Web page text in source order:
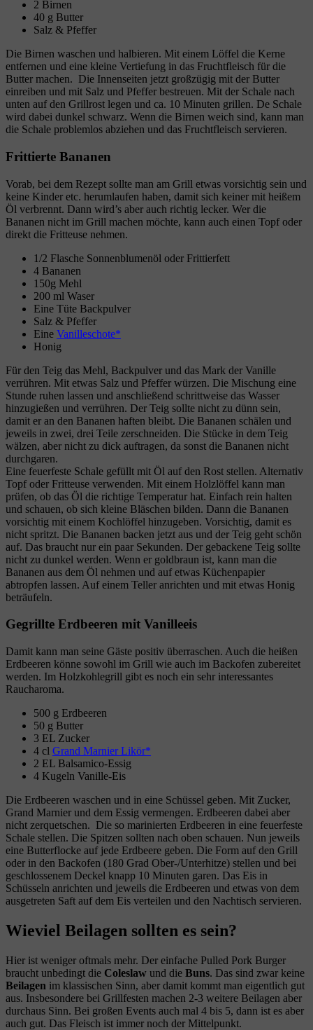
2 Birnen
40 g Butter
Salz & Pfeffer
Die Birnen waschen und halbieren. Mit einem Löffel die Kerne
entfernen und eine kleine Vertiefung in das Fruchtfleisch für die
Butter machen. Die Innenseiten jetzt großzügig mit der Butter
einreiben und mit Salz und Pfeffer bestreuen. Mit der Schale nach
unten auf den Grillrost legen und ca. 10 Minuten grillen. De Schale
wird dabei dunkel schwarz. Wenn die Birnen weich sind, kann man
die Schale problemlos abziehen und das Fruchtfleisch servieren.
Frittierte Bananen
Vorab, bei dem Rezept sollte man am Grill etwas vorsichtig sein und
keine Kinder etc. herumlaufen haben, damit sich keiner mit heißem
Öl verbrennt. Dann wird’s aber auch richtig lecker. Wer die
Bananen nicht im Grill machen möchte, kann auch einen Topf oder
direkt die Fritteuse nehmen.
1/2 Flasche Sonnenblumenöl oder Frittierfett
4 Bananen
150g Mehl
200 ml Waser
Eine Tüte Backpulver
Salz & Pfeffer
Eine Vanilleschote*
Honig
Für den Teig das Mehl, Backpulver und das Mark der Vanille
verrühren. Mit etwas Salz und Pfeffer würzen. Die Mischung eine
Stunde ruhen lassen und anschließend schrittweise das Wasser
hinzugießen und verrühren. Der Teig sollte nicht zu dünn sein,
damit er an den Bananen haften bleibt. Die Bananen schälen und
jeweils in zwei, drei Teile zerschneiden. Die Stücke in dem Teig
wälzen, aber nicht zu dick auftragen, da sonst die Bananen nicht
durchgaren.
Eine feuerfeste Schale gefüllt mit Öl auf den Rost stellen. Alternativ
Topf oder Fritteuse verwenden. Mit einem Holzlöffel kann man
prüfen, ob das Öl die richtige Temperatur hat. Einfach rein halten
und schauen, ob sich kleine Bläschen bilden. Dann die Bananen
vorsichtig mit einem Kochlöffel hinzugeben. Vorsichtig, damit es
nicht spritzt. Die Bananen backen jetzt aus und der Teig geht schön
auf. Das braucht nur ein paar Sekunden. Der gebackene Teig sollte
nicht zu dunkel werden. Wenn er goldbraun ist, kann man die
Bananen aus dem Öl nehmen und auf etwas Küchenpapier
abtropfen lassen. Auf einem Teller anrichten und mit etwas Honig
beträufeln.
Gegrillte Erdbeeren mit Vanilleeis
Damit kann man seine Gäste positiv überraschen. Auch die heißen
Erdbeeren könne sowohl im Grill wie auch im Backofen zubereitet
werden. Im Holzkohlegrill gibt es noch ein sehr interessantes
Raucharoma.
500 g Erdbeeren
50 g Butter
3 EL Zucker
4 cl Grand Marnier Likör
2 EL Balsamico-Essig
4 Kugeln Vanille-Eis
Die Erdbeeren waschen und in eine Schüssel geben. Mit Zucker,
Grand Marnier und dem Essig vermengen. Erdbeeren dabei aber
nicht zerquetschen. Die so marinierten Erdbeeren in eine feuerfeste
Schale stellen. Die Spitzen sollten nach oben schauen. Nun jeweils
eine Butterflocke auf jede Erdbeere geben. Die Form auf den Grill
oder in den Backofen (180 Grad Ober-/Unterhitze) stellen und bei
geschlossenem Deckel knapp 10 Minuten garen. Das Eis in
Schüsseln anrichten und jeweils die Erdbeeren und etwas von dem
ausgetreten Saft auf dem Eis verteilen und den Nachtisch servieren.
Wieviel Beilagen sollten es sein?
Hier ist weniger oftmals mehr. Der einfache Pulled Pork Burger
braucht unbedingt die Coleslaw und die Buns. Das sind zwar keine
Beilagen im klassischen Sinn, aber damit kommt man eigentlich gut
aus. Insbesondere bei Grillfesten machen 2-3 weitere Beilagen aber
durchaus Sinn. Bei großen Events auch mal 4 bis 5, dann ist es aber
auch gut. Das Fleisch ist immer noch der Mittelpunkt.